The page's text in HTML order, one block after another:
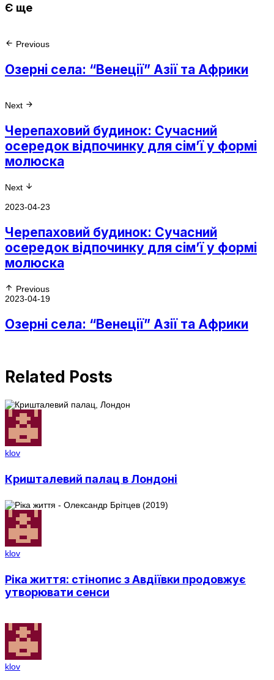
Є ще
Previous
Озерні села: “Венеції” Азії та Африки
Next
Черепаховий будинок: Сучасний
осередок відпочинку для сім’ї у формі
молюска
Next
2023-04-23
Черепаховий будинок: Сучасний
осередок відпочинку для сім’ї у формі
молюска
Previous
2023-04-19
Озерні села: “Венеції” Азії та Африки
Related Posts
klov
Кришталевий палац в Лондоні
klov
Ріка життя: стінопис з Авдіївки продовжує
утворювати сенси
klov